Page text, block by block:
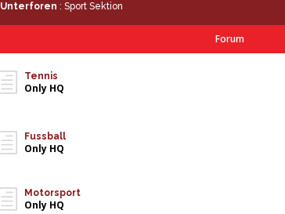
Unterforen : Sport Sektion
Forum
Tennis
Only HQ
Fussball
Only HQ
Motorsport
Only HQ